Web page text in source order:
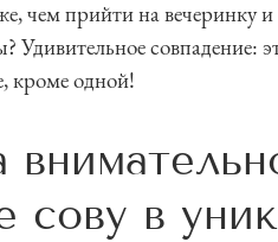
чем прийти на вечеринку
Удивительное совпадение:
кроме одной!
сову в